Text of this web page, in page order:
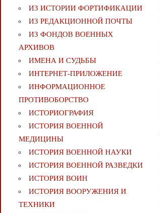
ИЗ ИСТОРИИ ФОРТИФИКАЦИИ
ИЗ РЕДАКЦИОННОЙ ПОЧТЫ
ИЗ ФОНДОВ ВОЕННЫХ
АРХИВОВ
ИМЕНА И СУДЬБЫ
ИНТЕРНЕТ-ПРИЛОЖЕНИЕ
ИНФОРМАЦИОННОЕ
ПРОТИВОБОРСТВО
ИСТОРИОГРАФИЯ
ИСТОРИЯ ВОЕННОЙ
МЕДИЦИНЫ
ИСТОРИЯ ВОЕННОЙ НАУКИ
ИСТОРИЯ ВОЕННОЙ РАЗВЕДКИ
ИСТОРИЯ ВОИН
ИСТОРИЯ ВООРУЖЕНИЯ И
ТЕХНИКИ